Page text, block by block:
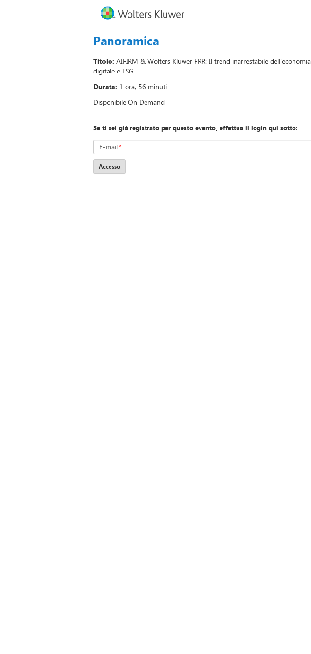
Panoramica
Titolo: AIFIRM & Wolters Kluwer FRR: Il trend inarrestabile dell’economia
digitale e ESG
Durata: 1 ora, 56 minuti
Disponibile On Demand
Se ti sei già registrato per questo evento, effettua il login qui sotto:
E-mail*
Accesso